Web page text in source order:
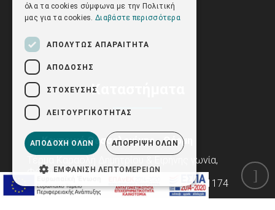
Καταστήματα
Κεντρικά Θεσσαλονίκης - Θέρμη
Τέρμα Καραολή Δημητρίου & Ειρήνης γωνία,
Φράγμα Θέρμης
Τηλ: 2310 272462, 2310 270425, 2310 221174
όλα τα cookies σύμφωνα με την Πολιτική
μας για τα cookies. Διαβάστε περισσότερα
ΑΠΟΛΎΤΩΣ ΑΠΑΡΑΊΤΗΤΑ
ΑΠΌΔΟΣΗΣ
ΣΤΌΧΕΥΣΗΣ
ΛΕΙΤΟΥΡΓΙΚΌΤΗΤΑΣ
ΑΠΟΔΟΧΉ ΌΛΩΝ ΑΠΌΡΡΙΨΗ ΌΛΩΝ
ΕΜΦΆΝΙΣΗ ΛΕΠΤΟΜΕΡΕΙΏΝ